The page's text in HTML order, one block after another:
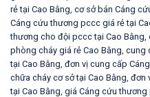
rẻ tại Cao Bằng cơ sở bán Cáng
Cáng cứu thương pccc giá rẻ tại
thương cho đội pccc tại Cao Bằng
phòng cháy giá rẻ Cao Bằng cung
tại Cao Bằng đơn vị cung cấp
chữa cháy cơ sở tại Cao Bằng đơn
tại Cao Bằng giá Cáng cứu thương